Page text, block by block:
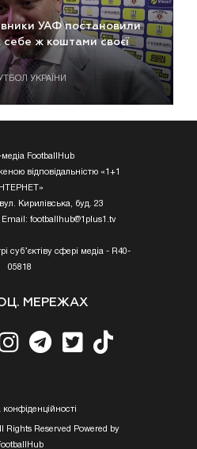
УАФ постановили
себе ж коштами своєї
УКРАЇНИ
FootballHub
відповідальністю «1+1
ІНТЕРНЕТ»
Кирилівська, буд. 23
Email: footballhub@1plus1.tv
суб’єктіву сфері медіа - R40-
05818
МЕРЕЖАХ
конфiденцiйностi
Rights Reserved Powered by